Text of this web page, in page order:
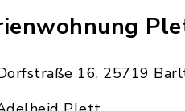
16, 25719